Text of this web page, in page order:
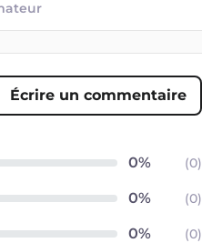
Écrire un commentaire
(0)
(0)
(0)